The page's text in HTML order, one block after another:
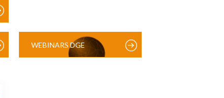
WEBINARS DGE